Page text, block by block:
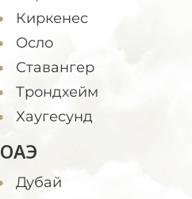
Киркенес
Осло
Ставангер
Трондхейм
Хаугесунд
ОАЭ
Дубай